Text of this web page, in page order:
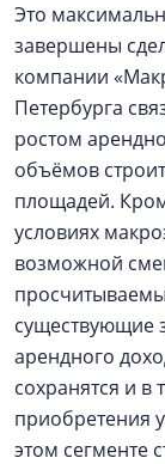
Это
завершены
компании
Петербурга
ростом
объёмов
площадей.
условиях
возможной
существующие
арендного
сохранятся и
приобретения
этом сегменте